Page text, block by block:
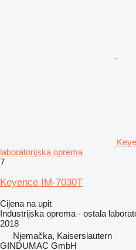
laboratorijska oprema
7
Keyence IM-7030T
Cijena na upit
Industrijska oprema - ostala
2018
Njemačka, Kaiserslautern
GINDUMAC GmbH